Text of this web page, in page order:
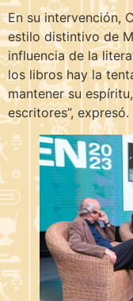
En su intervención,
estilo distintivo de
influencia de la
los libros hay la
mantener su
escritores”, expresó.